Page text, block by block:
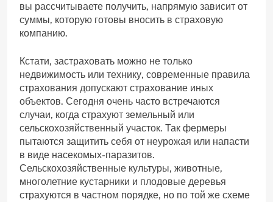
вы рассчитываете получить, напрямую зависит от
суммы, которую готовы вносить в страховую
компанию.
Кстати, застраховать можно не только
недвижимость или технику, современные правила
страхования допускают страхование иных
объектов. Сегодня очень часто встречаются
случаи, когда страхуют земельный или
сельскохозяйственный участок. Так фермеры
пытаются защитить себя от неурожая или напасти
в виде насекомых-паразитов.
Сельскохозяйственные культуры, животные,
многолетние кустарники и плодовые деревья
страхуются в частном порядке, но по той же схеме